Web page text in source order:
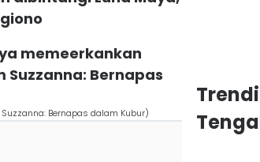
memeerkankan
Bernapas
Bernapas dalam Kubur)